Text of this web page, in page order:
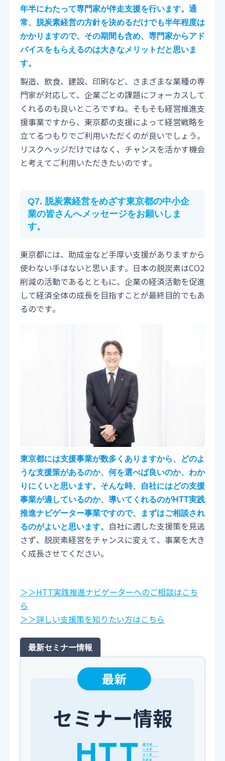
年半にわたって専門家が伴走支援を行います。通
常、脱炭素経営の方針を決めるだけでも半年程度は
かかりますので、その期間も含め、専門家からアド
バイスをもらえるのは大きなメリットだと思いま
す。
製造、飲食、建設、印刷など、さまざまな業種の専
門家が対応して、企業ごとの課題にフォーカスして
くれるのも良いところですね。そもそも経営推進支
援事業ですから、東京都の支援によって経営戦略を
立てるつもりでご利用いただくのが良いでしょう。
リスクヘッジだけではなく、チャンスを活かす機会
と考えてご利用いただきたいのです。
Q7. 脱炭素経営をめざす東京都の中小企
業の皆さんへメッセージをお願いしま
す。
東京都には、助成金など手厚い支援がありますから
使わない手はないと思います。日本の脱炭素はCO2
削減の活動であるとともに、企業の経済活動を促進
して経済全体の成長を目指すことが最終目的でもあ
るのです。
東京都には支援事業が数多くありますから、どのよ
うな支援策があるのか、何を選べば良いのか、わか
りにくいと思います。そんな時、自社にはどの支援
事業が適しているのか、導いてくれるのがHTT実践
推進ナビゲーター事業ですので、まずはご相談され
るのがよいと思います。
自社に適した支援策を見逃
さず、脱炭素経営をチャンスに変えて、事業を大き
く成長させてください。
＞＞HTT実践推進ナビゲーターへのご相談はこち
ら
＞＞詳しい支援策を知りたい方はこちら
最新セミナー情報